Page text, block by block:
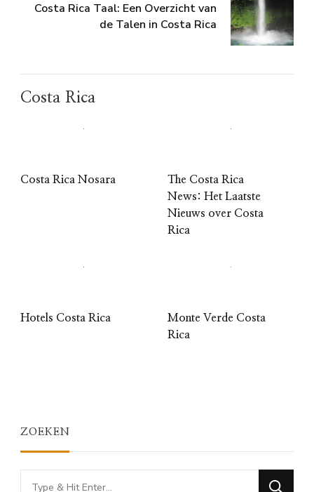
Costa Rica Taal: Een Overzicht van
de Talen in Costa Rica
Costa Rica
Costa Rica Nosara
The Costa Rica
News: Het Laatste
Nieuws over Costa
Rica
Hotels Costa Rica
Monte Verde Costa
Rica
ZOEKEN
Looking